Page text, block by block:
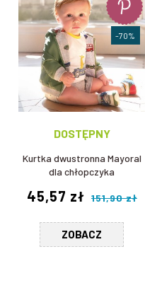
DOSTĘPNY
Kurtka dwustronna Mayoral
dla chłopczyka
45,57 zł 151,90 zł
ZOBACZ
-70%